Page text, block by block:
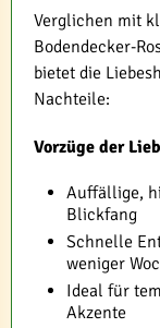
Verglichen mit
Bodendecker-
bietet die
Nachteile:
Vorzüge der
Auffällige,
Blickfang
Schnelle
weniger
Ideal für
Akzente